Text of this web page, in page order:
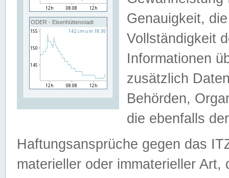
ODER - Eisenhüttenstadt
Genauigkeit,
Vollständigkeit
Informationen
zusätzlich
Behörden,
die ebenfalls
Haftungsansprüche gegen das
materieller oder immaterieller